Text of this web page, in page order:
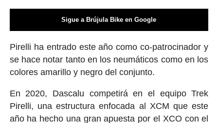
Sigue a Brújula Bike en Google
Pirelli ha entrado este año como co-patrocinador y
se hace notar tanto en los neumáticos como en los
colores amarillo y negro del conjunto.
En 2020, Dascalu competirá en el equipo Trek
Pirelli, una estructura enfocada al XCM que este
año ha hecho una gran apuesta por el XCO con el